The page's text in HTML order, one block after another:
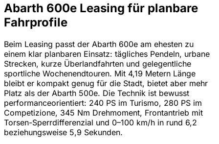
Abarth 600e Leasing für planbare
Fahrprofile
Beim Leasing passt der Abarth 600e am ehesten zu
einem klar planbaren Einsatz: tägliches Pendeln, urbane
Strecken, kurze Überlandfahrten und gelegentliche
sportliche Wochenendtouren. Mit 4,19 Metern Länge
bleibt er kompakt genug für die Stadt, bietet aber mehr
Platz als der Abarth 500e. Die Technik ist bewusst
performanceorientiert: 240 PS im Turismo, 280 PS im
Competizione, 345 Nm Drehmoment, Frontantrieb mit
Torsen-Sperrdifferenzial und 0–100 km/h in rund 6,2
beziehungsweise 5,9 Sekunden.